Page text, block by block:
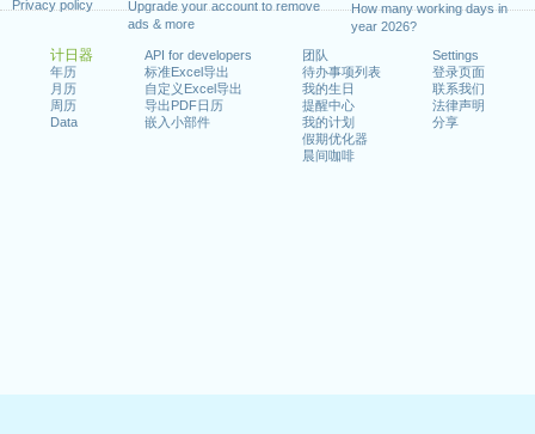
Privacy policy
Upgrade your account to remove
ads & more
How many working days in
year 2026?
计日器
年历
月历
周历
Data
API for developers
标准Excel导出
自定义Excel导出
导出PDF日历
嵌入小部件
团队
待办事项列表
我的生日
提醒中心
我的计划
假期优化器
晨间咖啡
Settings
登录页面
联系我们
法律声明
分享